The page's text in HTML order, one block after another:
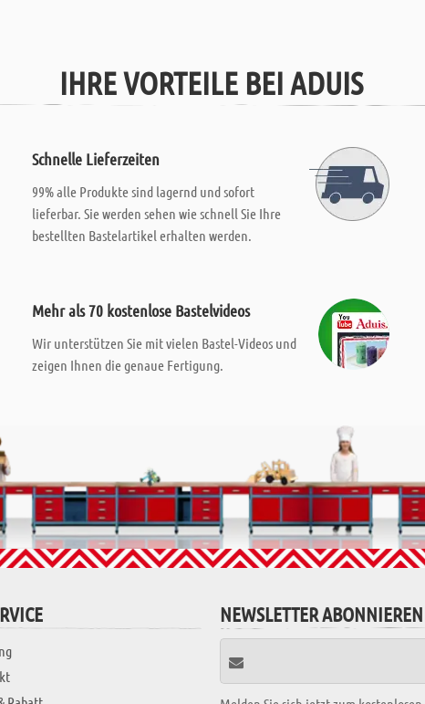
IHRE VORTEILE BEI ADUIS
Schnelle Lieferzeiten
99% alle Produkte sind lagernd und sofort
lieferbar. Sie werden sehen wie schnell Sie Ihre
bestellten Bastelartikel erhalten werden.
Mehr als 70 kostenlose Bastelvideos
Wir unterstützen Sie mit vielen Bastel-Videos und
zeigen Ihnen die genaue Fertigung.
NEWSLETTER ABONNIEREN